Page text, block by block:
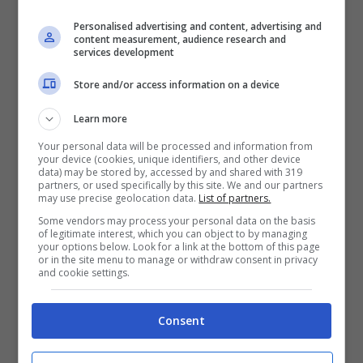
energetico esagerato.
zero: oltre all’aiuto economico che
date ai piccoli produttori locali,
scegliendo il chilometro zero
riuscirete ad assaporare veramente
prodotti tipici del posto e
soprattutto eviterete di richiedere
cibi che arrivano dall’altra parte del
paese e che comportano uno spreco
di energia per il trasporto.
Comprate souvenir dai piccoli
Personalised advertising and content, advertising and
content measurement, audience research and
services development
Store and/or access information on a device
Learn more
Your personal data will be processed and information from
your device (cookies, unique identifiers, and other device
data) may be stored by, accessed by and shared with 319
partners, or used specifically by this site. We and our partners
may use precise geolocation data. List of partners.
Some vendors may process your personal data on the basis
of legitimate interest, which you can object to by managing
your options below. Look for a link at the bottom of this page
or in the site menu to manage or withdraw consent in privacy
and cookie settings.
Consent